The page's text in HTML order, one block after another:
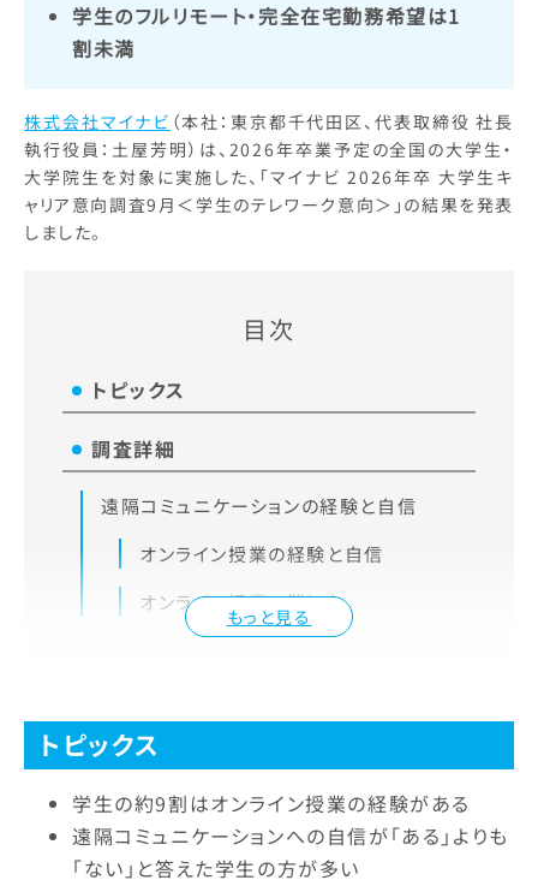
学生のフルリモート・完全在宅勤務希望は1
割未満
株式会社マイナビ （本社：東京都千代田区、代表取締役 社長
執行役員：土屋芳明）は、2026年卒業予定の全国の大学生・
大学院生を対象に実施した、「マイナビ 2026年卒 大学生キ
ャリア意向調査9月＜学生のテレワーク意向＞」の結果を発表
しました。
目次
もっと見る
トピックス
調査詳細
遠隔コミュニケーションの経験と自信
オンライン授業の経験と自信
オンライン授業の難しさ
トピックス
学生の約9割はオンライン授業の経験がある
遠隔コミュニケーションへの自信が「ある」よりも
「ない」と答えた学生の方が多い